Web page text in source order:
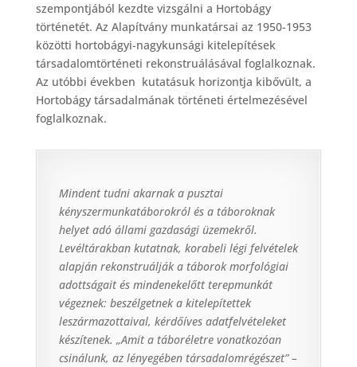
szempontjából kezdte vizsgálni a Hortobágy
történetét. Az Alapítvány munkatársai az 1950-1953
közötti hortobágyi-nagykunsági kitelepítések
társadalomtörténeti rekonstruálásával foglalkoznak.
Az utóbbi években kutatásuk horizontja kibővült, a
Hortobágy társadalmának történeti értelmezésével
foglalkoznak.
Mindent tudni akarnak a pusztai
kényszermunkatáborokról és a táboroknak
helyet adó állami gazdasági üzemekről.
Levéltárakban kutatnak, korabeli légi felvételek
alapján rekonstruálják a táborok morfológiai
adottságait és mindenekelőtt terepmunkát
végeznek: beszélgetnek a kitelepítettek
leszármazottaival, kérdőíves adatfelvételeket
készítenek. „Amit a táboréletre vonatkozóan
csinálunk, az lényegében társadalomrégészet” –